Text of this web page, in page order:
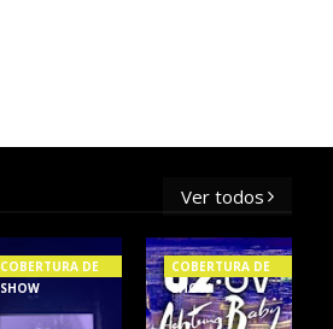
Ver todos
COBERTURA DE
SHOW
COBERTURA DE
SHOW